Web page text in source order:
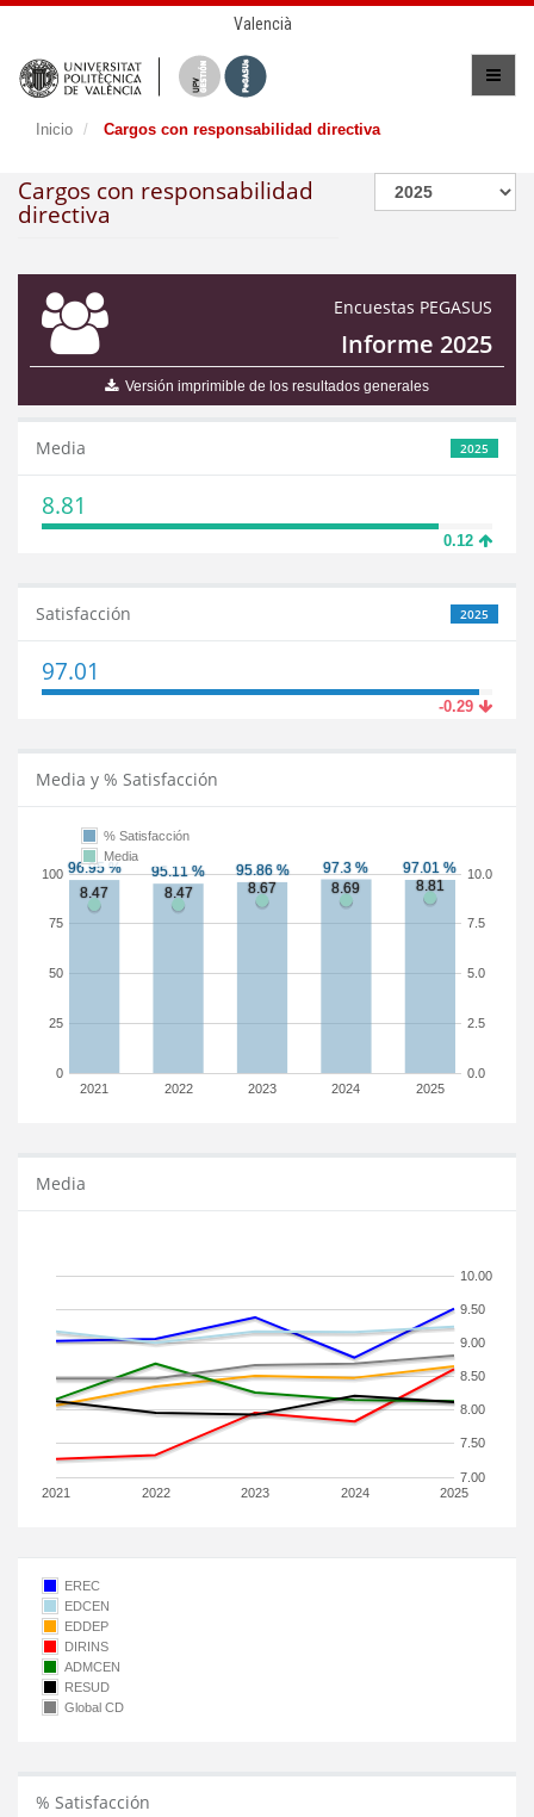
Valencià
Inicio Cargos con responsabilidad directiva
Cargos con responsabilidad
directiva
Encuestas PEGASUS
Informe 2025
Versión imprimible de los resultados generales
2025
Media
8.81
0.12
2025
Satisfacción
97.01
-0.29
Media y % Satisfacción
2021 2022 2023 2024 2025
0
25
50
75
100
0.0
2.5
5.0
7.5
10.0
% Satisfacción
Media
Media
2021 2022 2023 2024 2025
7.00
7.50
8.00
8.50
9.00
9.50
10.00
EREC
EDCEN
EDDEP
DIRINS
ADMCEN
RESUD
Global CD
% Satisfacción